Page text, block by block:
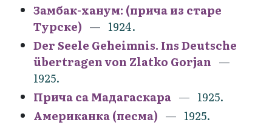
Замбак-ханум: (прича из старе
Турске)
1924.
Der Seele Geheimnis. Ins Deutsche
übertragen von Zlatko Gorjan
1925.
Прича са Мадагаскара
1925.
Американка (песма)
1925.